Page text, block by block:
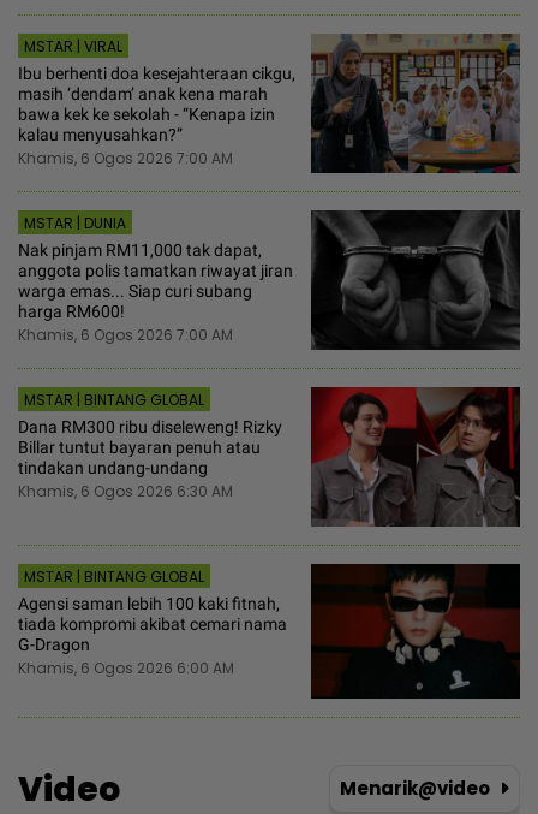
MSTAR | VIRAL
Ibu berhenti doa kesejahteraan cikgu,
masih ‘dendam’ anak kena marah
bawa kek ke sekolah - “Kenapa izin
kalau menyusahkan?”
Khamis, 6 Ogos 2026 7:00 AM
MSTAR | DUNIA
Nak pinjam RM11,000 tak dapat,
anggota polis tamatkan riwayat jiran
warga emas... Siap curi subang
harga RM600!
Khamis, 6 Ogos 2026 7:00 AM
MSTAR | BINTANG GLOBAL
Dana RM300 ribu diseleweng! Rizky
Billar tuntut bayaran penuh atau
tindakan undang-undang
Khamis, 6 Ogos 2026 6:30 AM
MSTAR | BINTANG GLOBAL
Agensi saman lebih 100 kaki fitnah,
tiada kompromi akibat cemari nama
G-Dragon
Khamis, 6 Ogos 2026 6:00 AM
Video Menarik@video